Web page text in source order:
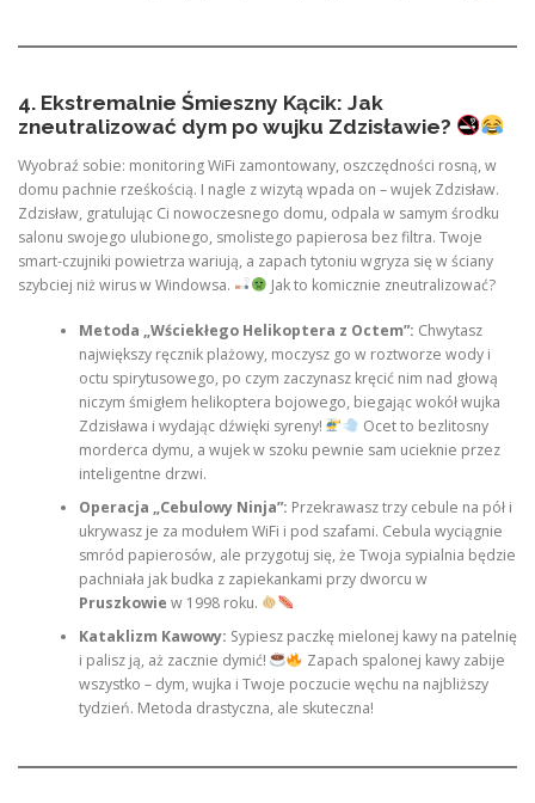
4. Ekstremalnie Śmieszny Kącik: Jak
zneutralizować dym po wujku Zdzisławie?
Wyobraź sobie: monitoring WiFi zamontowany, oszczędności rosną, w
domu pachnie rześkością. I nagle z wizytą wpada on – wujek Zdzisław.
Zdzisław, gratulując Ci nowoczesnego domu, odpala w samym środku
salonu swojego ulubionego, smolistego papierosa bez filtra. Twoje
smart-czujniki powietrza wariują, a zapach tytoniu wgryza się w ściany
szybciej niż wirus w Windowsa.
Jak to komicznie zneutralizować?
Metoda „Wściekłego Helikoptera z Octem”: Chwytasz
największy ręcznik plażowy, moczysz go w roztworze wody i
octu spirytusowego, po czym zaczynasz kręcić nim nad głową
niczym śmigłem helikoptera bojowego, biegając wokół wujka
Zdzisława i wydając dźwięki syreny!
Ocet to bezlitosny
morderca dymu, a wujek w szoku pewnie sam ucieknie przez
inteligentne drzwi.
Operacja „Cebulowy Ninja”: Przekrawasz trzy cebule na pół i
ukrywasz je za modułem WiFi i pod szafami. Cebula wyciągnie
smród papierosów, ale przygotuj się, że Twoja sypialnia będzie
pachniała jak budka z zapiekankami przy dworcu w
Pruszkowie w 1998 roku.
Kataklizm Kawowy: Sypiesz paczkę mielonej kawy na patelnię
i palisz ją, aż zacznie dymić!
Zapach spalonej kawy zabije
wszystko – dym, wujka i Twoje poczucie węchu na najbliższy
tydzień. Metoda drastyczna, ale skuteczna!